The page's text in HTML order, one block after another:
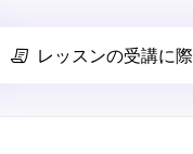
レッスンの受講に